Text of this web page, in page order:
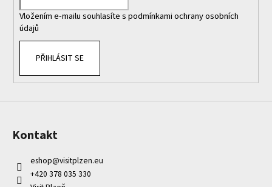
Vložením e-mailu souhlasíte spodmínkami ochrany osobních
údajů
PŘIHLÁSIT SE
Kontakt
eshop@visitplzen.eu
+420 378 035 330